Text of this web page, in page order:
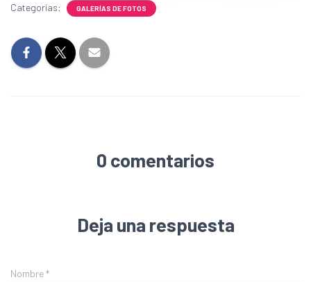
Categorías: GALERÍAS DE FOTOS
0 comentarios
Deja una respuesta
Nombre*